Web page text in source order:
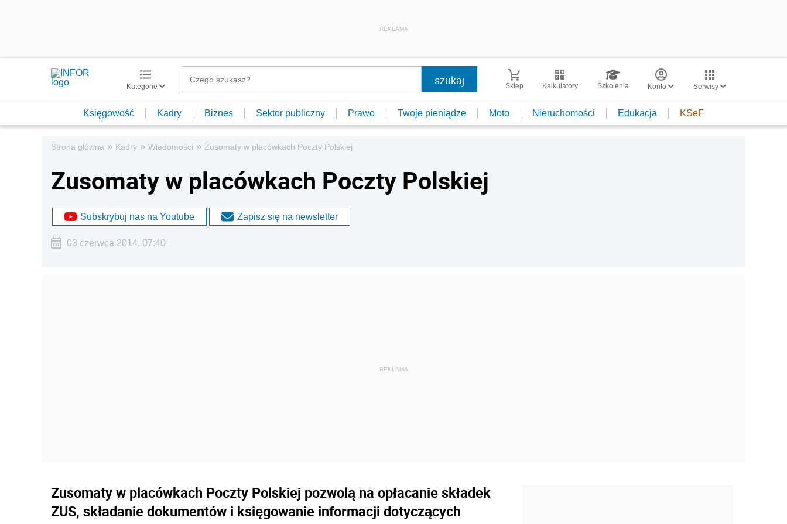
REKLAMA
Kategorie Sklep Kalkulatory Szkolenia Konto Serwisy
Księgowość Kadry Biznes Sektor publiczny Prawo Twoje pieniądze Moto Nieruchomości Edukacja KSeF
Strona główna » Kadry » Wiadomości » Zusomaty w placówkach Poczty Polskiej
Zusomaty w placówkach Poczty Polskiej
Subskrybuj nas na Youtube Zapisz się na newsletter
03 czerwca 2014, 07:40
Zusomaty w placówkach Poczty Polskiej pozwolą na opłacanie składek
ZUS, składanie dokumentów i księgowanie informacji dotyczących